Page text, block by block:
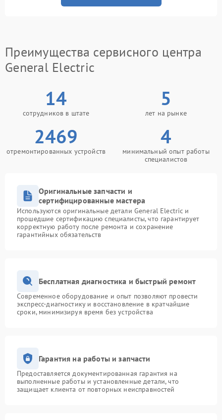
Преимущества сервисного центра
General Electric
14
сотрудников в штате
5
лет на рынке
2469
отремонтированных устройств
4
минимальный опыт работы
специалистов
Оригинальные запчасти и
сертифицированные мастера
Используются оригинальные детали General Electric и
прошедшие сертификацию специалисты, что гарантирует
корректную работу после ремонта и сохранение
гарантийных обязательств
Бесплатная диагностика и быстрый ремонт
Современное оборудование и опыт позволяют провести
экспресс-диагностику и восстановление в кратчайшие
сроки, минимизируя время без устройства
Гарантия на работы и запчасти
Предоставляется документированная гарантия на
выполненные работы и установленные детали, что
защищает клиента от повторных неисправностей